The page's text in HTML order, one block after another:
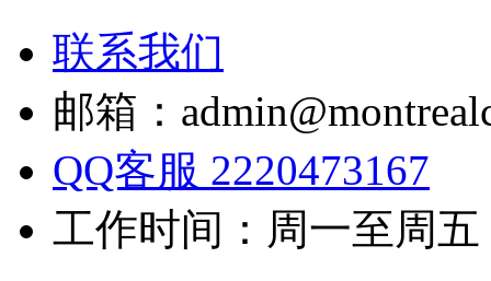
联系我们
邮箱：
QQ客服 2220473167
工作时间：周一至周